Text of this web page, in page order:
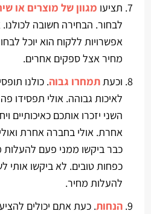
תציעו מגוון של מוצרים או
לבחור. הבחירה חשובה
אפשרויות ללקוח הוא יוכל
מחיר אצל ספקים אחרים.
וכעתתמחרו גבוה. כולנו
לאיכות גבוהה. אולי תפסידו
השני יזכרו אותכם כאיכותיים
אחרת. אולי בחברה אחרת
כבר ביקשו ממני פעם להעלות
כפחות טובים. לא ביקשו
להעלות מחיר.
הנחות. כעת אתם יכולים